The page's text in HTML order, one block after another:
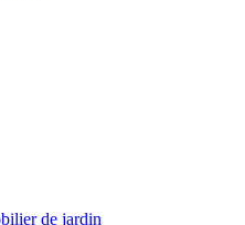
de jardin